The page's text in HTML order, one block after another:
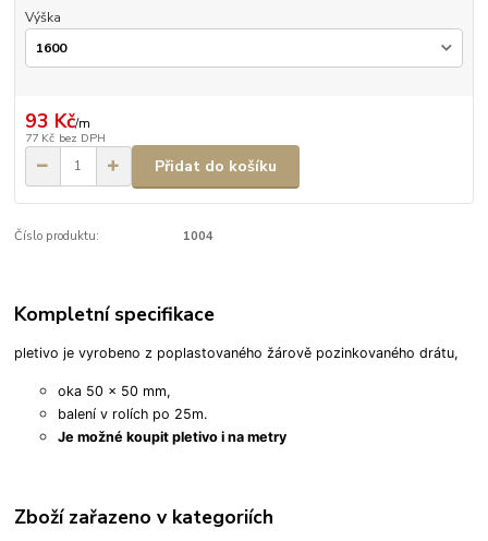
Výška
93 Kč/m
77 Kč bez DPH
Přidat do košíku
Číslo produktu: 1004
Kompletní specifikace
pletivo je vyrobeno z poplastovaného žárově pozinkovaného drátu,
oka 50 x 50 mm,
balení v rolích po 25m.
Je možné koupit pletivo i na metry
Zboží zařazeno v kategoriích